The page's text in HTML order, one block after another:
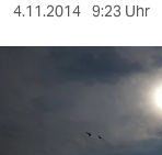
sport
4.11.2014 9:23 Uhr